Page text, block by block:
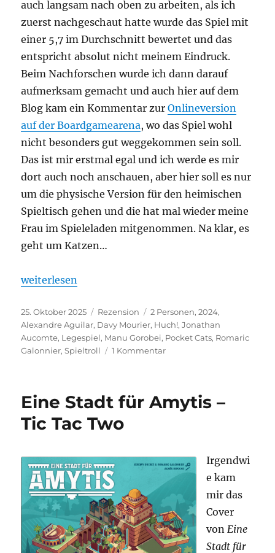
auch langsam nach oben zu arbeiten, als ich
zuerst nachgeschaut hatte wurde das Spiel mit
einer 5,7 im Durchschnitt bewertet und das
entspricht absolut nicht meinem Eindruck.
Beim Nachforschen wurde ich dann darauf
aufmerksam gemacht und auch hier auf dem
Blog kam ein Kommentar zurOnlineversion
auf der Boardgamearena, wo das Spiel wohl
nicht besonders gut weggekommen sein soll.
Das ist mir erstmal egal und ich werde es mir
dort auch noch anschauen, aber hier soll es nur
um die physische Version für den heimischen
Spieltisch gehen und die hat mal wieder meine
Frau im Spieleladen mitgenommen. Na klar, es
geht um Katzen…
„Pocket Cats – Ein fieses Pfotenduell!“
weiterlesen
Veröffentlicht
am
25. Oktober 2025 Kategorien
Rezension Schlagwörter
2 Personen,2024,
Alexandre Aguilar, Davy Mourier, Huch!,Jonathan
Aucomte, Legespiel, Manu Gorobei, Pocket Cats, Romaric
Galonnier,Spieltroll 1 Kommentarzu
Ein
fieses
Eine Stadt für Amytis –
Tic Tac Two
Irgendwi
e kam
mir das
Cover
von Eine
Stadt für